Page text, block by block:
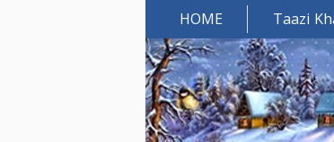
HOME Taazi